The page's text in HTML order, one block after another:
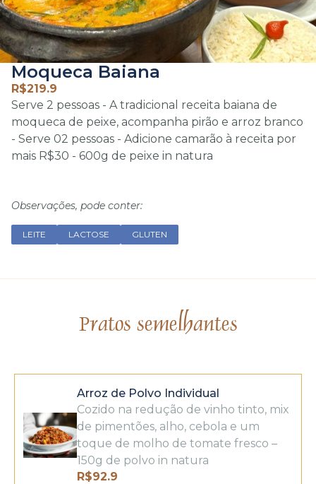
Moqueca Baiana
R$219.9
Serve 2 pessoas - A tradicional receita baiana de
moqueca de peixe, acompanha pirão e arroz branco
- Serve 02 pessoas - Adicione camarão à receita por
mais R$30 - 600g de peixe in natura
Observações, pode conter:
LEITE LACTOSE GLUTEN
Pratos semelhantes
Arroz de Polvo Individual
Cozido na redução de vinho tinto, mix
de pimentões, alho, cebola e um
toque de molho de tomate fresco –
150g de polvo in natura
R$92.9